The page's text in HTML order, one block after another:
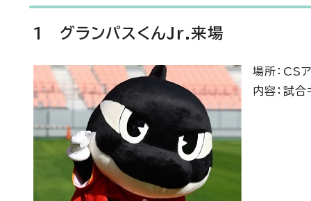
1 グランパスくんJr.来場
場所：CS
内容：試合